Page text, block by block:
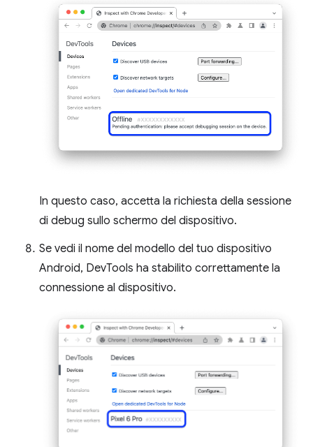
In questo caso, accetta la richiesta della sessione
di debug sullo schermo del dispositivo.
Se vedi il nome del modello del tuo dispositivo
Android, DevTools ha stabilito correttamente la
connessione al dispositivo.